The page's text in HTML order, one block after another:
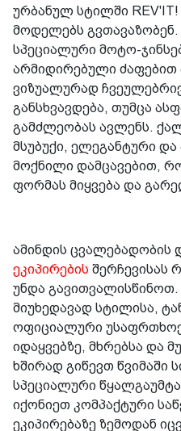
ურბანულ სტილში REV'IT!
მოდელებს
სპეციალური მოტო-
არმიდირებული ძაფებით
ვიზუალურად
განსხვავდება, თუმცა
გამძლეობას ავლენს.
მსუბუქი, ელეგანტური
მოქნილი დამცავებით,
ფორმას მიყვება და
ამინდის ცვალებადობის
ეკიპირების შერჩევისას
უნდა
მიუხედავად სტილისა,
ოფიციალური
იდაყვებზე, მხრებსა და
ხშირად გიწევთ წვიმაში
სპეციალური
იქონიეთ კომპაქტური
ეკიპირებაზე ზემოდან